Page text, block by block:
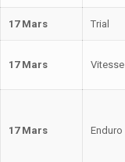
17 Mars Trial
17 Mars Vitesse
17 Mars Enduro